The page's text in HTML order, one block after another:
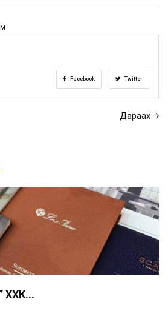
Facebook Twitter
Дараах
ХХК...